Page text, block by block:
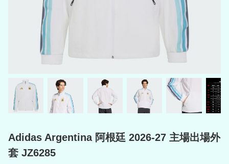
Adidas Argentina 阿根廷 2026-27 主場出場外
套 JZ6285